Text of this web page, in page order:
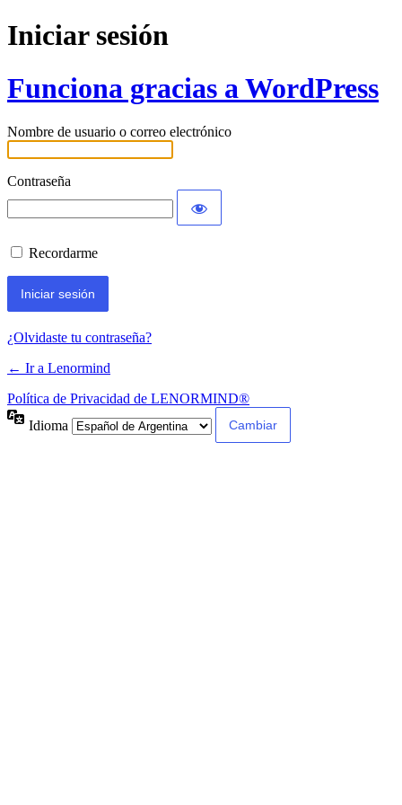
Iniciar sesión
Funciona gracias a WordPress
Nombre de usuario o correo electrónico
Contraseña
Recordarme
¿Olvidaste tu contraseña?
← Ir a Lenormind
Política de Privacidad de LENORMIND®
Idioma